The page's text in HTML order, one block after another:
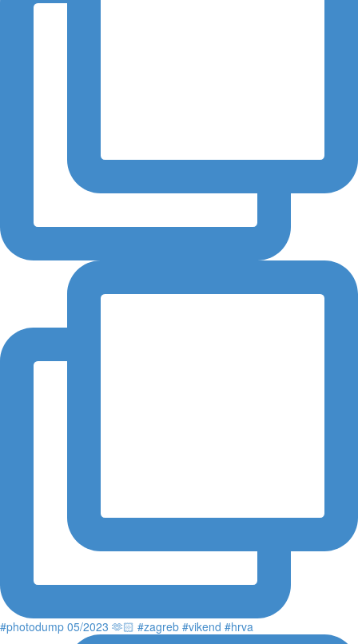
#photodump 05/2023 🫶🏻 #zagreb #vikend #hrva